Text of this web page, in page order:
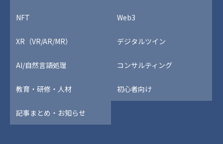
NFT Web3
XR（VR/AR/MR） デジタルツイン
AI/自然言語処理 コンサルティング
教育・研修・人材 初心者向け
記事まとめ・お知らせ